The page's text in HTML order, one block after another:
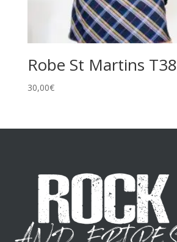
Robe St Martins T38
30,00€